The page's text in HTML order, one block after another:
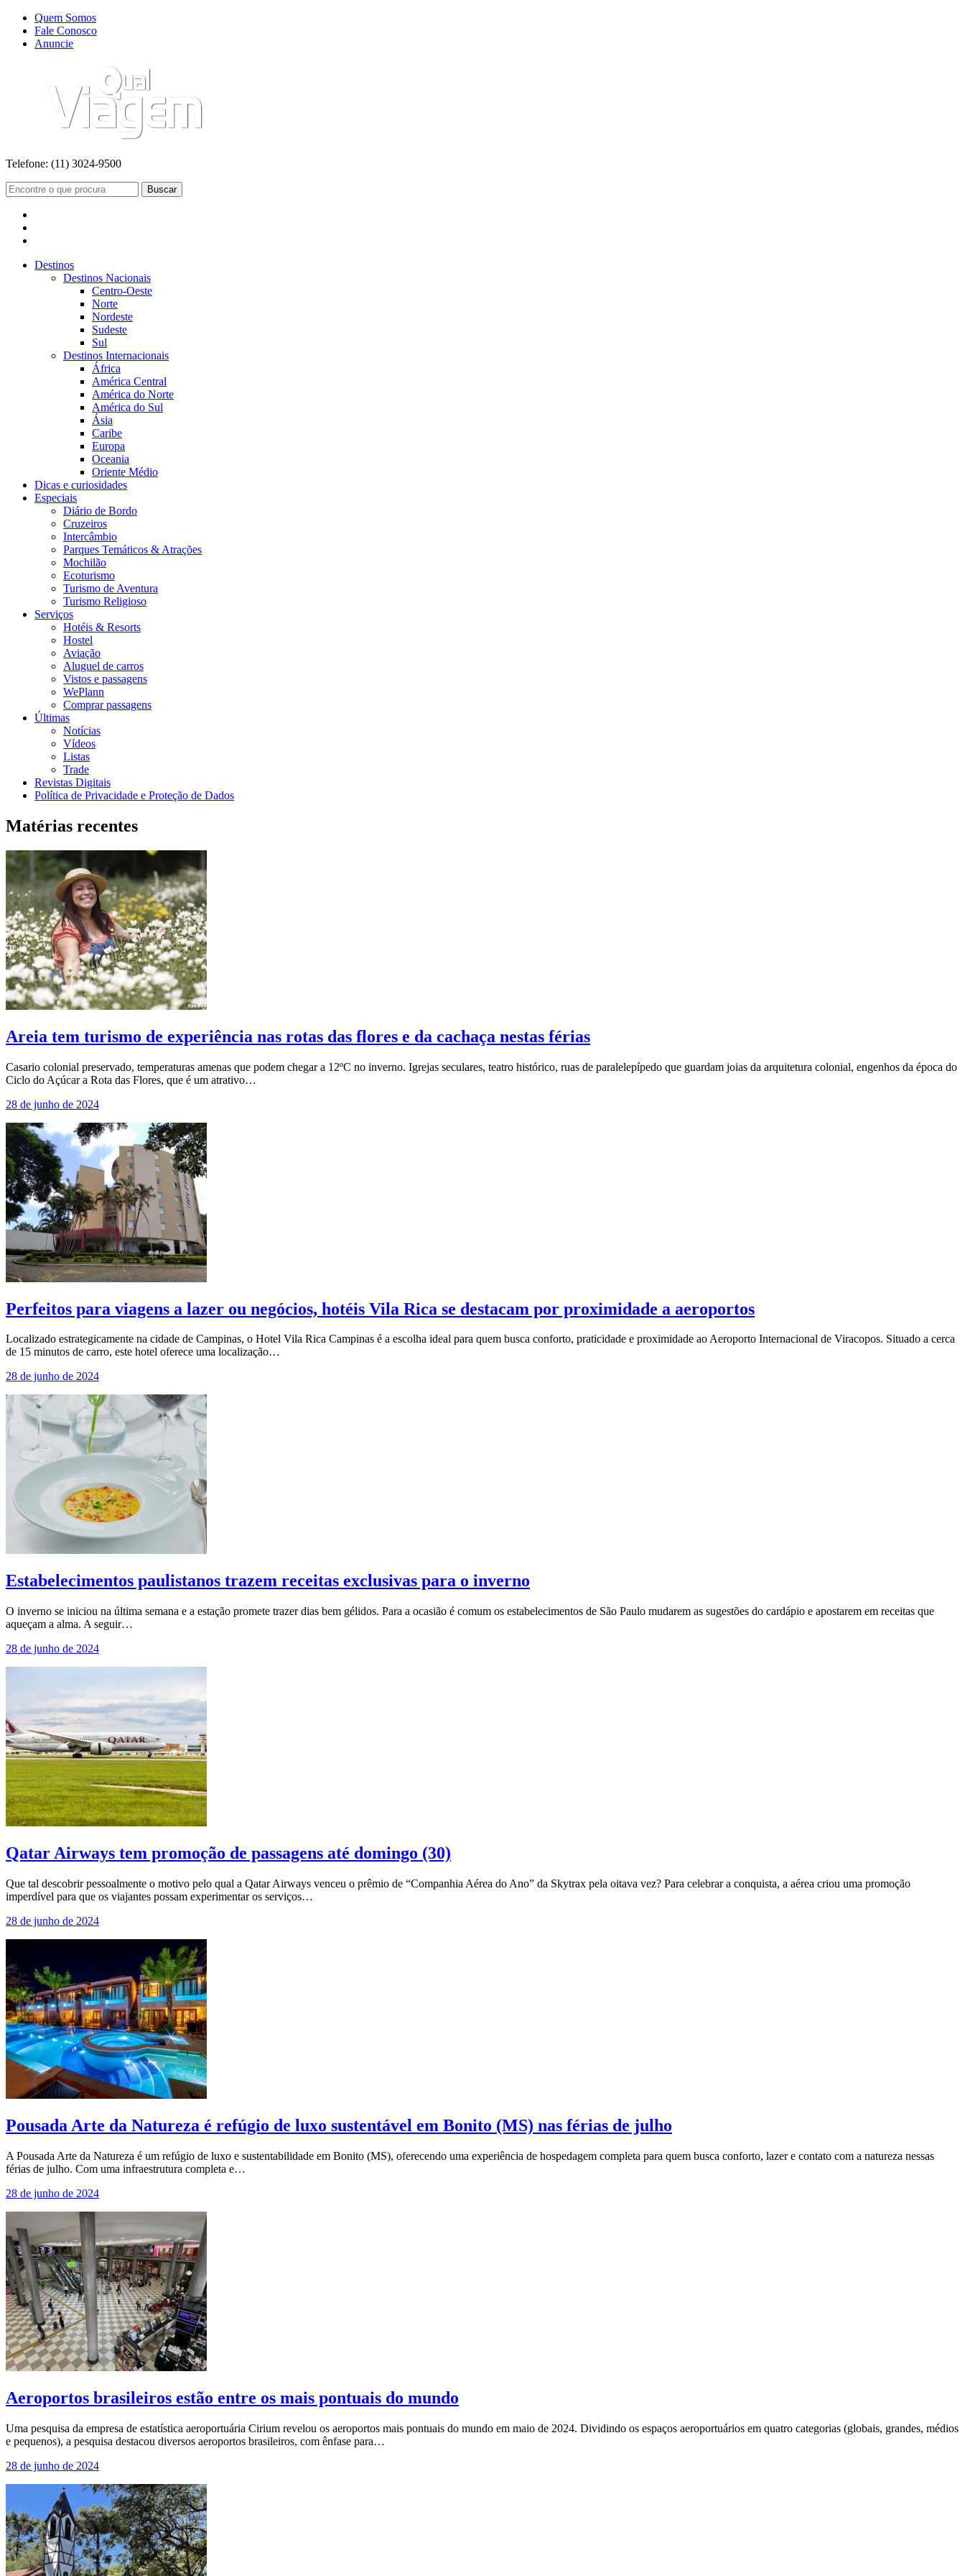
Quem Somos
Fale Conosco
Anuncie
Telefone: (11) 3024-9500
Buscar
Destinos
Destinos Nacionais
Centro-Oeste
Norte
Nordeste
Sudeste
Sul
Destinos Internacionais
África
América Central
América do Norte
América do Sul
Ásia
Caribe
Europa
Oceania
Oriente Médio
Dicas e curiosidades
Especiais
Diário de Bordo
Cruzeiros
Intercâmbio
Parques Temáticos & Atrações
Mochilão
Ecoturismo
Turismo de Aventura
Turismo Religioso
Serviços
Hotéis & Resorts
Hostel
Aviação
Aluguel de carros
Vistos e passagens
WePlann
Comprar passagens
Últimas
Notícias
Vídeos
Listas
Trade
Revistas Digitais
Política de Privacidade e Proteção de Dados
Matérias recentes
Areia tem turismo de experiência nas rotas das flores e da cachaça nestas férias
Casario colonial preservado, temperaturas amenas que podem chegar a 12ºC no inverno. Igrejas seculares, teatro histórico, ruas de paralelepípedo que guardam joias da arquitetura colonial, engenhos da época do
Ciclo do Açúcar a Rota das Flores, que é um atrativo…
28 de junho de 2024
Perfeitos para viagens a lazer ou negócios, hotéis Vila Rica se destacam por proximidade a aeroportos
Localizado estrategicamente na cidade de Campinas, o Hotel Vila Rica Campinas é a escolha ideal para quem busca conforto, praticidade e proximidade ao Aeroporto Internacional de Viracopos. Situado a cerca
de 15 minutos de carro, este hotel oferece uma localização…
28 de junho de 2024
Estabelecimentos paulistanos trazem receitas exclusivas para o inverno
O inverno se iniciou na última semana e a estação promete trazer dias bem gélidos. Para a ocasião é comum os estabelecimentos de São Paulo mudarem as sugestões do cardápio e apostarem em receitas que
aqueçam a alma. A seguir…
28 de junho de 2024
Qatar Airways tem promoção de passagens até domingo (30)
Que tal descobrir pessoalmente o motivo pelo qual a Qatar Airways venceu o prêmio de “Companhia Aérea do Ano” da Skytrax pela oitava vez? Para celebrar a conquista, a aérea criou uma promoção
imperdível para que os viajantes possam experimentar os serviços…
28 de junho de 2024
Pousada Arte da Natureza é refúgio de luxo sustentável em Bonito (MS) nas férias de julho
A Pousada Arte da Natureza é um refúgio de luxo e sustentabilidade em Bonito (MS), oferecendo uma experiência de hospedagem completa para quem busca conforto, lazer e contato com a natureza nessas
férias de julho. Com uma infraestrutura completa e…
28 de junho de 2024
Aeroportos brasileiros estão entre os mais pontuais do mundo
Uma pesquisa da empresa de estatística aeroportuária Cirium revelou os aeroportos mais pontuais do mundo em maio de 2024. Dividindo os espaços aeroportuários em quatro categorias (globais, grandes, médios
e pequenos), a pesquisa destacou diversos aeroportos brasileiros, com ênfase para…
28 de junho de 2024